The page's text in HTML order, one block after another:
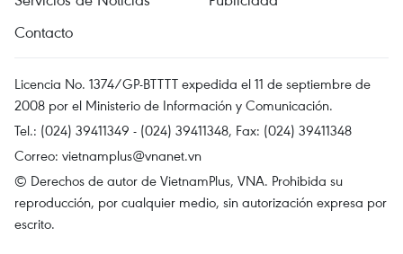
Contacto
Licencia No. 1374/GP-BTTTT expedida el 11 de septiembre de
2008 por el Ministerio de Información y Comunicación.
Tel.: (024) 39411349 - (024) 39411348, Fax: (024) 39411348
Correo: vietnamplus@vnanet.vn
© Derechos de autor de VietnamPlus, VNA. Prohibida su
reproducción, por cualquier medio, sin autorización expresa por
escrito.